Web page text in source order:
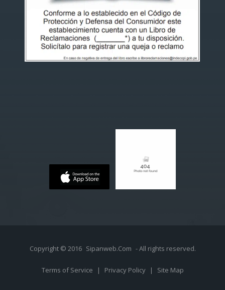
Copyright © 2016 Sipanweb.Com - All rights reserved.
Terms of Service | Privacy Policy | Site Map